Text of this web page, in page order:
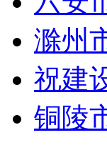
滁州
祝建
铜陵